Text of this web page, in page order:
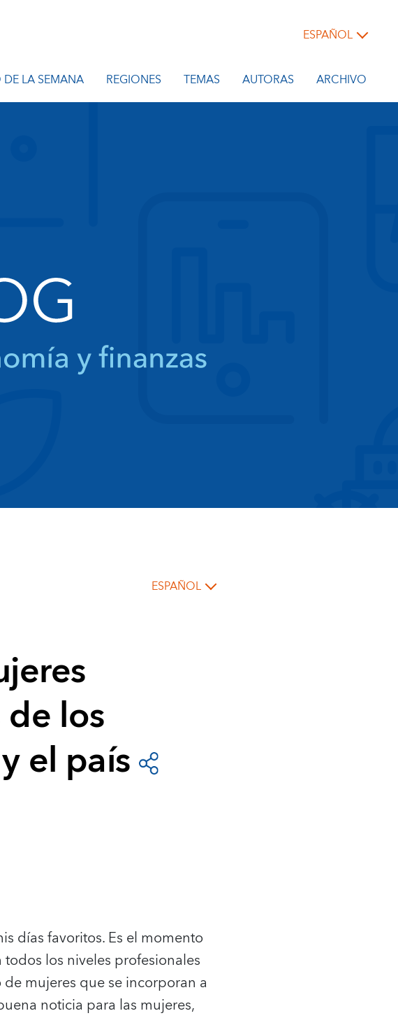
ESPAÑOL
LA SEMANA REGIONES TEMAS AUTORAS ARCHIVO
ESPAÑOL
los
el país
días favoritos. Es el momento
los niveles profesionales
mujeres que se incorporan a
noticia para las mujeres,